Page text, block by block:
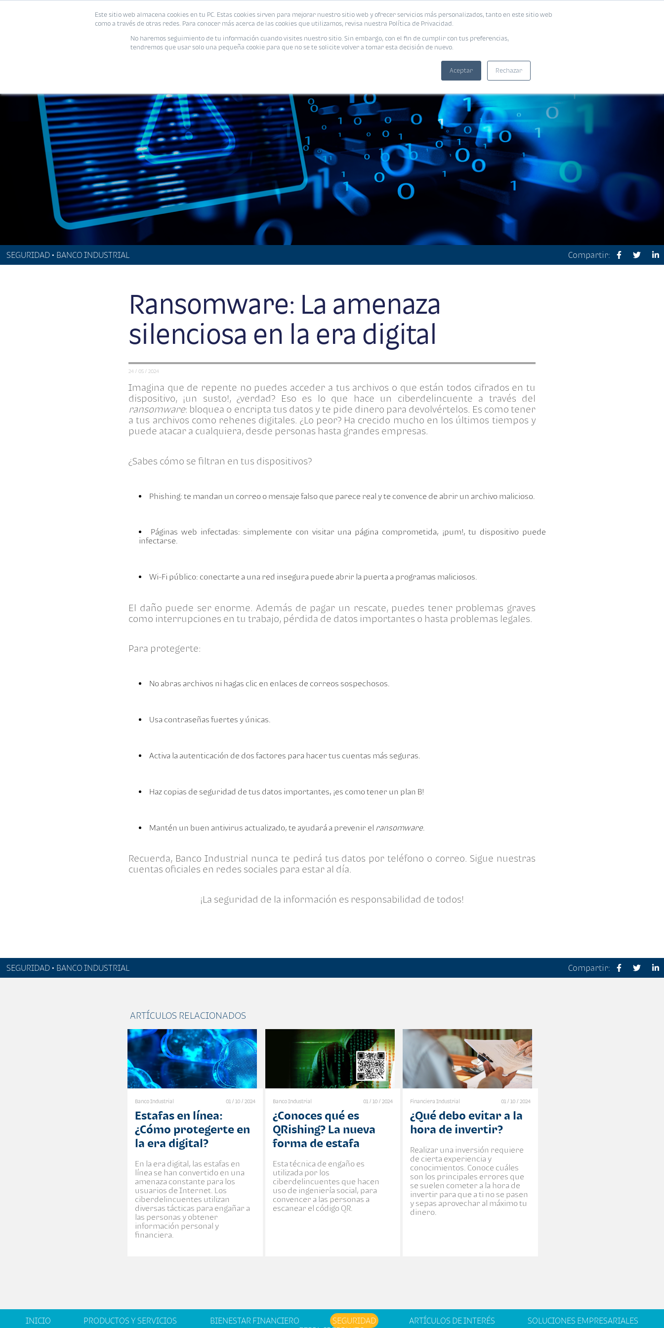
Este sitio web almacena cookies en tu PC. Estas cookies sirven para mejorar nuestro sitio web y ofrecer servicios más personalizados, tanto en este sitio web
como a través de otras redes. Para conocer más acerca de las cookies que utilizamos, revisa nuestra Política de Privacidad.
No haremos seguimiento de tu información cuando visites nuestro sitio. Sin embargo, con el fin de cumplir con tus preferencias,
tendremos que usar solo una pequeña cookie para que no se te solicite volver a tomar esta decisión de nuevo.
Aceptar Rechazar
PROMOCIONES CALCULADORAS EBOOKS
SEGURIDAD • BANCO INDUSTRIAL Compartir:
Ransomware: La amenaza
silenciosa en la era digital
24 / 05 / 2024
Imagina que de repente no puedes acceder a tus archivos o que están todos cifrados en tu
dispositivo, ¡un susto!, ¿verdad? Eso es lo que hace un ciberdelincuente a través del
ransomware: bloquea o encripta tus datos y te pide dinero para devolvértelos. Es como tener
a tus archivos como rehenes digitales. ¿Lo peor? Ha crecido mucho en los últimos tiempos y
puede atacar a cualquiera, desde personas hasta grandes empresas.
¿Sabes cómo se filtran en tus dispositivos?
Phishing: te mandan un correo o mensaje falso que parece real y te convence de abrir un archivo malicioso.
Páginas web infectadas: simplemente con visitar una página comprometida, ¡pum!, tu dispositivo puede
infectarse.
Wi-Fi público: conectarte a una red insegura puede abrir la puerta a programas maliciosos.
El daño puede ser enorme. Además de pagar un rescate, puedes tener problemas graves
como interrupciones en tu trabajo, pérdida de datos importantes o hasta problemas legales.
Para protegerte:
No abras archivos ni hagas clic en enlaces de correos sospechosos.
Usa contraseñas fuertes y únicas.
Activa la autenticación de dos factores para hacer tus cuentas más seguras.
Haz copias de seguridad de tus datos importantes, ¡es como tener un plan B!
Mantén un buen antivirus actualizado, te ayudará a prevenir el ransomware.
Recuerda, Banco Industrial nunca te pedirá tus datos por teléfono o correo. Sigue nuestras
cuentas oficiales en redes sociales para estar al día.
¡La seguridad de la información es responsabilidad de todos!
SEGURIDAD • BANCO INDUSTRIAL Compartir:
ARTÍCULOS RELACIONADOS
Banco Industrial 01 / 10 / 2024
Estafas en línea:
¿Cómo protegerte en
la era digital?
En la era digital, las estafas en
línea se han convertido en una
amenaza constante para los
usuarios de Internet. Los
ciberdelincuentes utilizan
diversas tácticas para engañar a
las personas y obtener
información personal y
financiera.
Banco Industrial 01 / 10 / 2024
¿Conoces qué es
QRishing? La nueva
forma de estafa
Esta técnica de engaño es
utilizada por los
ciberdelincuentes que hacen
uso de ingeniería social, para
convencer a las personas a
escanear el código QR.
Financiera Industrial 01 / 10 / 2024
¿Qué debo evitar a la
hora de invertir?
Realizar una inversión requiere
de cierta experiencia y
conocimientos. Conoce cuáles
son los principales errores que
se suelen cometer a la hora de
invertir para que a ti no se pasen
y sepas aprovechar al máximo tu
dinero.
INICIO PRODUCTOS Y SERVICIOS BIENESTAR FINANCIERO SEGURIDAD ARTÍCULOS DE INTERÉS
SOLUCIONES EMPRESARIALES